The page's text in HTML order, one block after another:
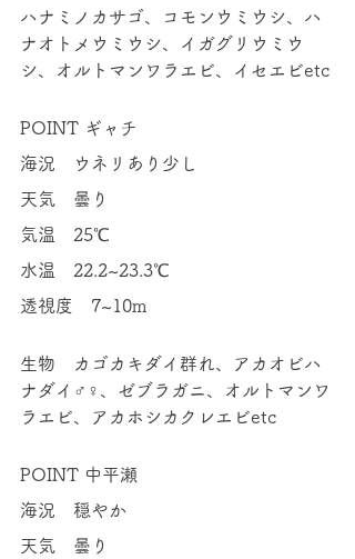
ハナミノカサゴ、コモンウミウシ、ハ
ナオトメウミウシ、イガグリウミウ
シ、オルトマンワラエビ、イセエビetc
POINT ギャチ
海況　ウネリあり少し
天気　曇り
気温　25℃
水温　22.2~23.3℃
透視度　7~10m
生物　カゴカキダイ群れ、アカオビハ
ナダイ♂♀、ゼブラガニ、オルトマンワ
ラエビ、アカホシカクレエビetc
POINT 中平瀬
海況　穏やか
天気　曇り